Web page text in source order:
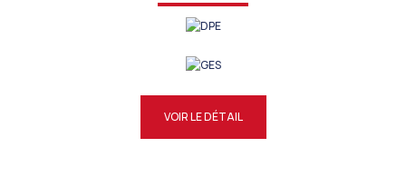
VOIR LE DÉTAIL